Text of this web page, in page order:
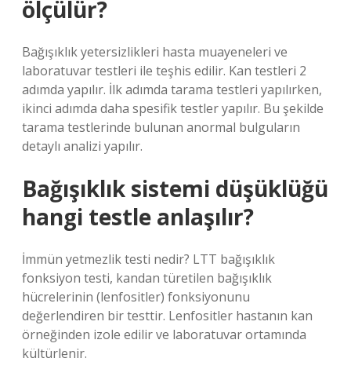
ölçülür?
Bağışıklık yetersizlikleri hasta muayeneleri ve
laboratuvar testleri ile teşhis edilir. Kan testleri 2
adımda yapılır. İlk adımda tarama testleri yapılırken,
ikinci adımda daha spesifik testler yapılır. Bu şekilde
tarama testlerinde bulunan anormal bulguların
detaylı analizi yapılır.
Bağışıklık sistemi düşüklüğü
hangi testle anlaşılır?
İmmün yetmezlik testi nedir? LTT bağışıklık
fonksiyon testi, kandan türetilen bağışıklık
hücrelerinin (lenfositler) fonksiyonunu
değerlendiren bir testtir. Lenfositler hastanın kan
örneğinden izole edilir ve laboratuvar ortamında
kültürlenir.